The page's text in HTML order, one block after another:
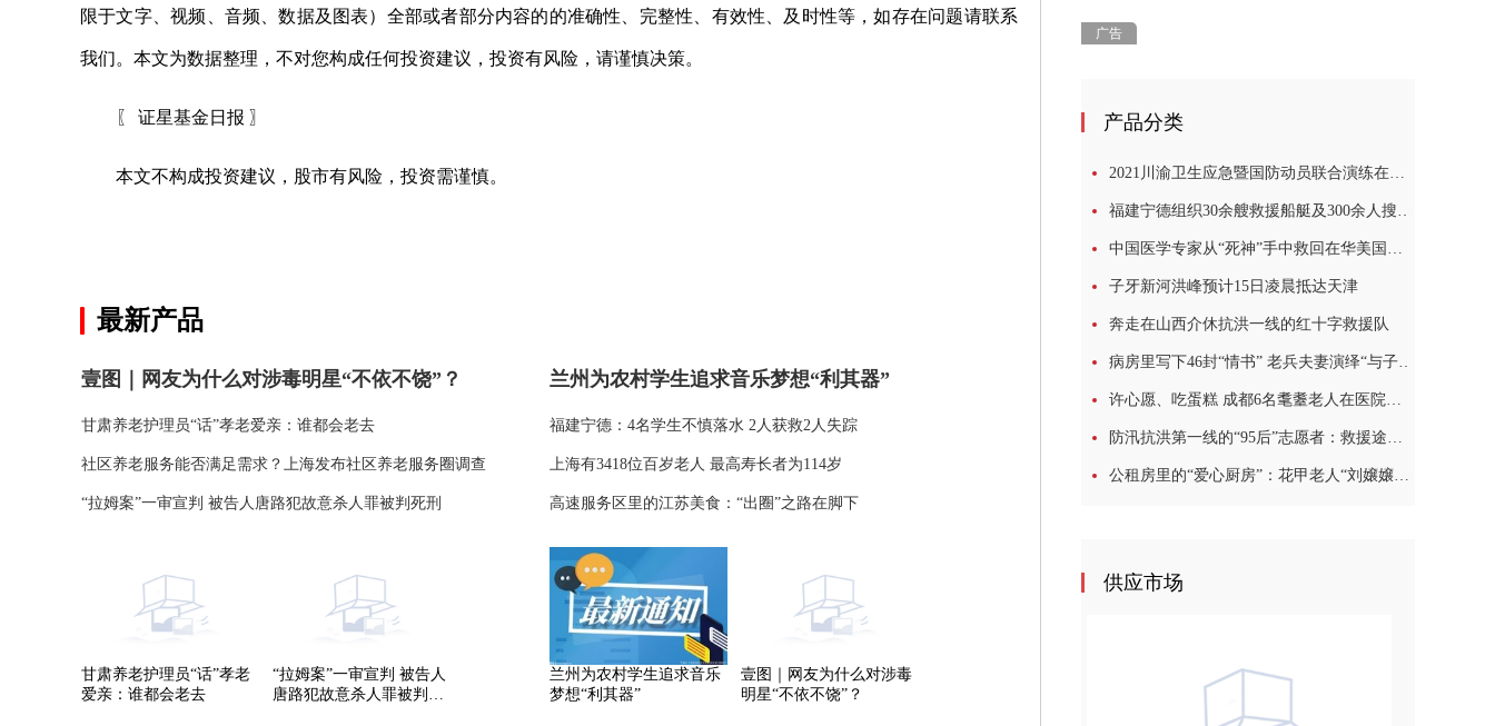
限于文字、视频、音频、数据及图表）全部或者部分内容的的准确性、完整性、有效性、及时性等，如存在问题请联系
我们。本文为数据整理，不对您构成任何投资建议，投资有风险，请谨慎决策。
〖 证星基金日报 〗
本文不构成投资建议，股市有风险，投资需谨慎。
最新产品
兰州为农村学生追求音乐梦想“利其器”
福建宁德：4名学生不慎落水 2人获救2人失踪
上海有3418位百岁老人 最高寿长者为114岁
高速服务区里的江苏美食：“出圈”之路在脚下
兰州为农村学生追求音乐
梦想“利其器”
壹图｜网友为什么对涉毒
明星“不依不饶”？
壹图｜网友为什么对涉毒明星“不依不饶”？
甘肃养老护理员“话”孝老爱亲：谁都会老去
社区养老服务能否满足需求？上海发布社区养老服务圈调查
“拉姆案”一审宣判 被告人唐路犯故意杀人罪被判死刑
甘肃养老护理员“话”孝老
爱亲：谁都会老去
“拉姆案”一审宣判 被告人
唐路犯故意杀人罪被判死
广告
产品分类
2021川渝卫生应急暨国防动员联合演练在四川广安举行
福建宁德组织30余艘救援船艇及300余人搜救2名落水失踪学生
中国医学专家从“死神”手中救回在华美国教授
子牙新河洪峰预计15日凌晨抵达天津
奔走在山西介休抗洪一线的红十字救援队
病房里写下46封“情书” 老兵夫妻演绎“与子偕老”模样
许心愿、吃蛋糕 成都6名耄耋老人在医院过集体生日
防汛抗洪第一线的“95后”志愿者：救援途中，我哭了很多次
公租房里的“爱心厨房”：花甲老人“刘嬢嬢”的10年坚守
供应市场